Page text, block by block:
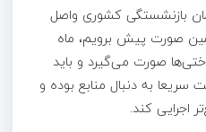
بازنشستگی کشوری واصل
صورت پیش برویم، ماه
صورت می‌گیرد و باید
سریعا به دنبال منابع بوده و
اجرایی کند.